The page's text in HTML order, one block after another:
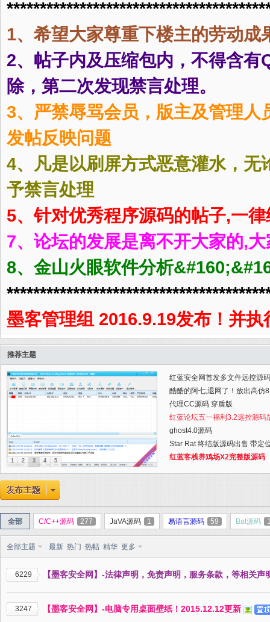
网
1、希望大家尊重下楼主的劳动
2、帖子内及压缩包内，不得含
除，第二次发现禁言处理。
3、严禁辱骂会员，版主及管理
发帖反映问题
4、凡是以刷屏方式恶意灌水，
予禁言处理
5、针对优秀程序源码的帖子,一
7、论坛的发展是离不开大家的,
8、金山火眼软件分析
墨客管理组 2016.9.19发布！并执
推荐主题
1 2 3 4 5
红蓝安全网首发多文件远控源
酷酷的阿七,退网了！放出高仿
代理CC源码 穿盾版
红蓝论坛五一福利3.2远控源码
ghost4.0源码
Star Rat 终结版源码出售 带定
红蓝客栈养鸡场X2完整版源码
全部 C/C++源码 277 JaVA源码 1 易语言源码 59 Bat源码
全部主题 最新 热门 热帖 精华 更多
6229 【墨客安全网】-法律声明，免责声明，服务条款，等相关声
3247 【墨客安全网】-电脑专用桌面壁纸！2015.12.12更新